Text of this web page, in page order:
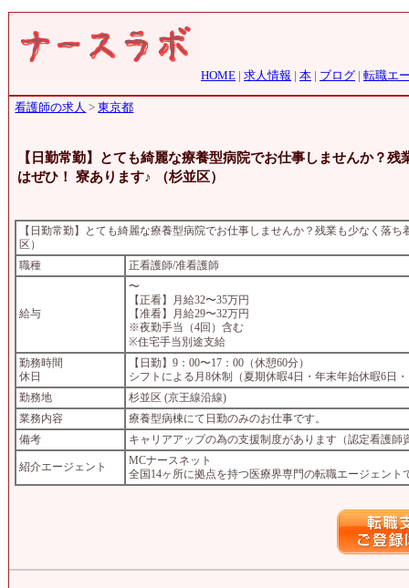
HOME | 求人情報 | 本 | ブログ | 転職エ
看護師の求人 >東京都
【日勤常勤】とても綺麗な療養型病院でお仕事しませんか？
はぜひ！ 寮あります♪ （杉並区）
【日勤常勤】とても綺麗な療養型病院でお仕事しませんか？残業も少なく落
区）
職種
正看護師/准看護師
給与
〜
【正看】月給32〜35万円
【准看】月給29〜32万円
※夜勤手当（4回）含む
※住宅手当別途支給
勤務時間
休日
【日勤】9：00〜17：00（休憩60分）
シフトによる月8休制（夏期休暇4日・年末年始休暇6日
勤務地
杉並区 (京王線沿線)
業務内容
療養型病棟にて日勤のみのお仕事です。
備考
キャリアアップの為の支援制度があります（認定看護
紹介エージェント
MCナースネット
全国14ヶ所に拠点を持つ医療界専門の転職エージェント